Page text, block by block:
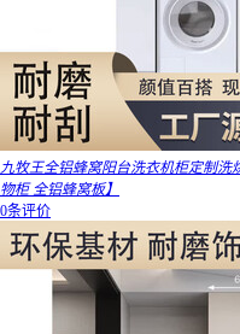
九牧王全铝蜂窝阳台洗衣机柜定制
物柜 全铝蜂窝板】
0条评价